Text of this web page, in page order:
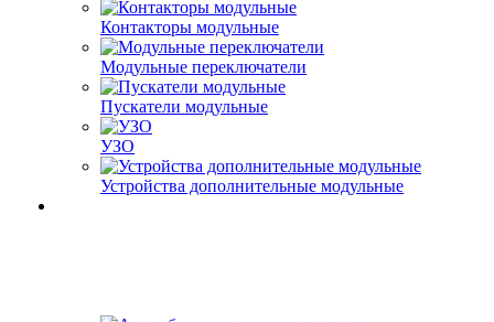
Контакторы модульные
Модульные переключатели
Пускатели модульные
УЗО
Устройства дополнительные модульные